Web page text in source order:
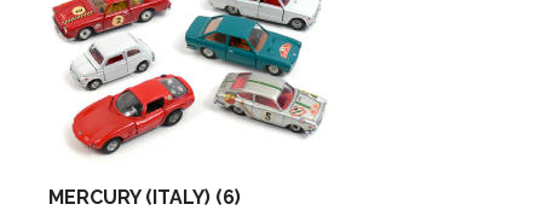
MERCURY (ITALY) (6)